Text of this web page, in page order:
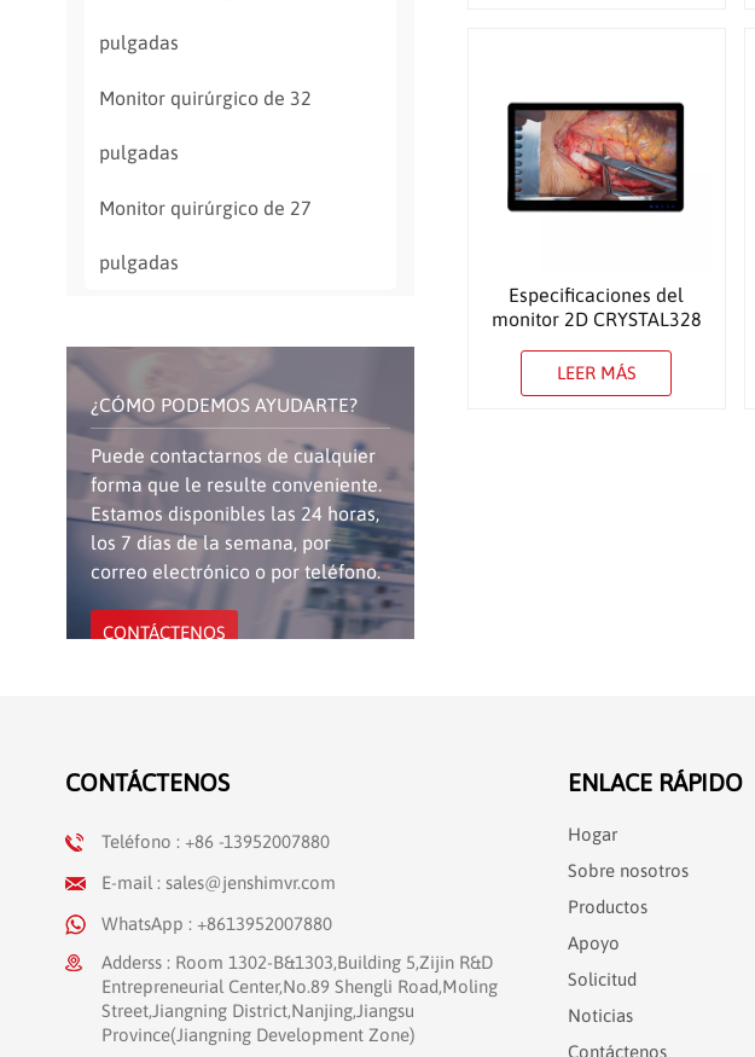
pulgadas
Monitor quirúrgico de 32
pulgadas
Monitor quirúrgico de 27
pulgadas
¿CÓMO PODEMOS AYUDARTE?
Puede contactarnos de cualquier
forma que le resulte conveniente.
Estamos disponibles las 24 horas,
los 7 días de la semana, por
correo electrónico o por teléfono.
CONTÁCTENOS
médico JENSHI
LEER MÁS
Sistema de gestión de
imágenes 3D HD
JENSHI IMS-400
LEER MÁS
Especificaciones del
monitor 2D CRYSTAL328
LEER MÁS
CONTÁCTENOS
Teléfono : +86 -13952007880
E-mail : sales@jenshimvr.com
WhatsApp : +8613952007880
Adderss : Room 1302-B&1303,Building 5,Zijin R&D
Entrepreneurial Center,No.89 Shengli Road,Moling
Street,Jiangning District,Nanjing,Jiangsu
Province(Jiangning Development Zone)
ENLACE RÁPIDO
Hogar
Sobre nosotros
Productos
Apoyo
Solicitud
Noticias
Contáctenos